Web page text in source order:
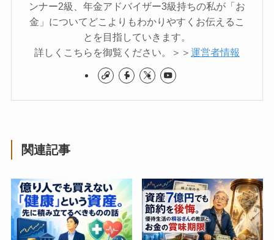
ンナー2級、年金アドバイザー3級持ちの私が「お
金」についてどこよりもわかりやすくお伝えるこ
とを目指していきます。
詳しくこちらを御覧ください。＞＞ 運営者情報
関連記事